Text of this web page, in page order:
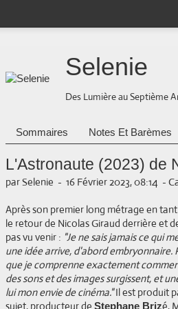
Selenie
Des Lumière au Septième
Sommaires Notes Et Barèmes
L'Astronaute (2023) de
par Selenie - 16 Février 2023, 08:14 -
Après son premier long métrage en
le retour de Nicolas Giraud derrière et
pas vu venir : "Je ne sais jamais ce qui
une idée arrive, d'abord embryonnaire.
que je comprenne exactement
des sons et des images surgissent, et
lui mon envie de cinéma."Il est produit
sujet, producteur de Stephane Brizé,